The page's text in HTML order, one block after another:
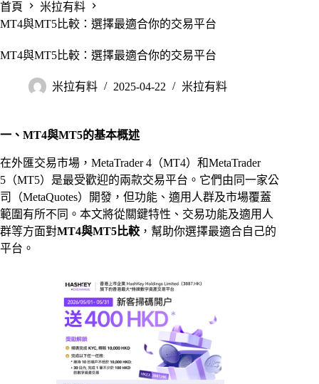
首頁
米拉有料
MT4與MT5比較：選擇最適合你的交易平台
MT4與MT5比較：選擇最適合你的交易平台
米拉有料 2025-04-22 米拉有料
一、MT4與MT5的基本概述
在外匯交易市場，MetaTrader 4（MT4）和MetaTrader
5（MT5）是最受歡迎的兩款交易平台。它們由同一家公
司（MetaQuotes）開發，但功能、適用人群及市場覆蓋
範圍有所不同。本文將從關鍵特性、交易功能及適用人
群等方面對MT4與MT5比較 ，幫助你選擇最適合自己的
平台。